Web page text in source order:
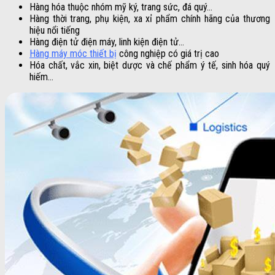
Hàng hóa thuộc nhóm mỹ ký, trang sức, đá quý…
Hàng thời trang, phụ kiện, xa xỉ phẩm chính hãng của thương
hiệu nổi tiếng
Hàng điện tử điện máy, linh kiện điện tử…
Hàng máy móc thiết bị công nghiệp có giá trị cao
Hóa chất, vắc xin, biệt dược và chế phẩm ý tế, sinh hóa quý
hiếm…